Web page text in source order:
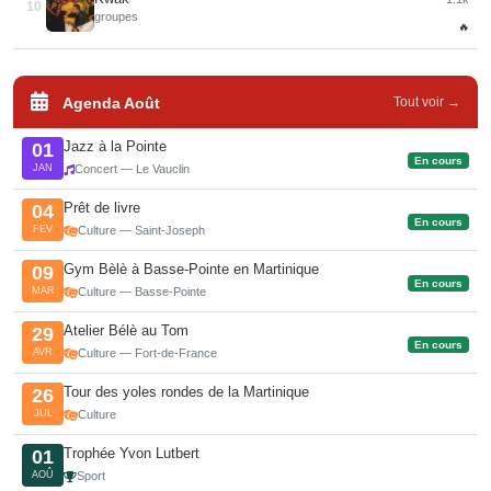
10
groupes
🔥
Agenda Août Tout voir →
01
JAN
Jazz à la Pointe
Concert — Le Vauclin
En cours
04
FÉV
Prêt de livre
Culture — Saint-Joseph
En cours
09
MAR
Gym Bèlè à Basse-Pointe en Martinique
Culture — Basse-Pointe
En cours
29
AVR
Atelier Bélè au Tom
Culture — Fort-de-France
En cours
26
JUL
Tour des yoles rondes de la Martinique
Culture
01
AOÛ
Trophée Yvon Lutbert
Sport